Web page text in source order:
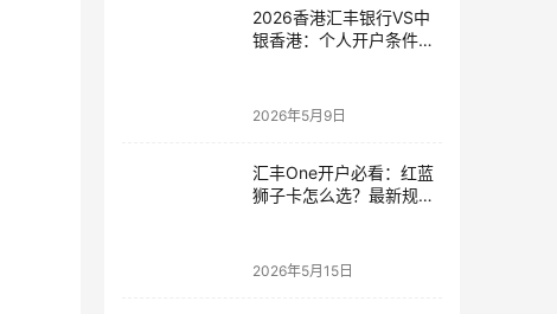
2026香港汇丰银行VS中
银香港：个人开户条件、
2026年5月9日
汇丰One开户必看：红蓝
狮子卡怎么选？最新规则
2026年5月15日